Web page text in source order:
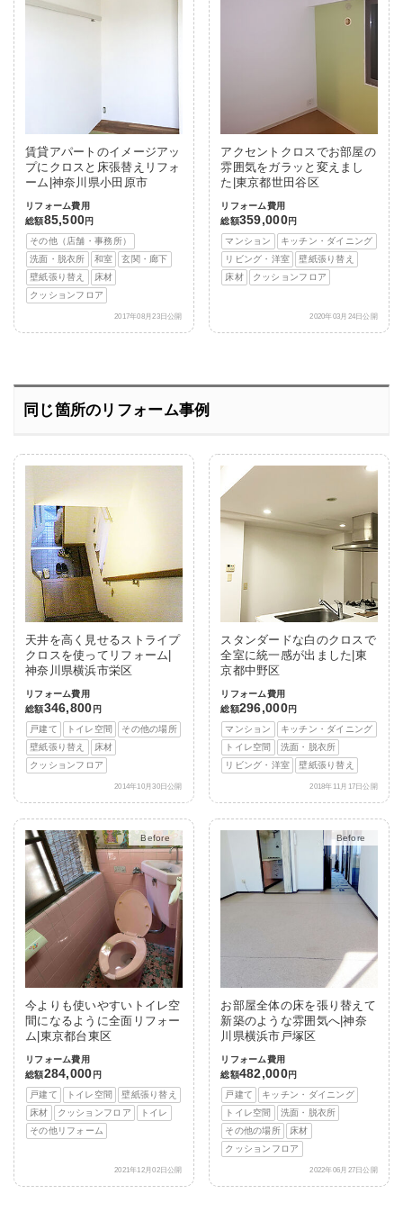
賃貸アパートのイメージアッ
プにクロスと床張替えリフォ
ーム|神奈川県小田原市
リフォーム費用
総額85,500円
その他（店舗・事務所）
洗面・脱衣所
和室
玄関・廊下
壁紙張り替え
床材
クッションフロア
2017年08月23日公開
アクセントクロスでお部屋の
雰囲気をガラッと変えまし
た|東京都世田谷区
リフォーム費用
総額359,000円
マンション
キッチン・ダイニング
リビング・洋室
壁紙張り替え
床材
クッションフロア
2020年03月24日公開
同じ箇所のリフォーム事例
天井を高く見せるストライプ
クロスを使ってリフォーム|
神奈川県横浜市栄区
リフォーム費用
総額346,800 円
戸建て
トイレ空間
その他の場所
壁紙張り替え
床材
クッションフロア
2014年10月30日公開
スタンダードな白のクロスで
全室に統一感が出ました|東
京都中野区
リフォーム費用
総額296,000円
マンション
キッチン・ダイニング
トイレ空間
洗面・脱衣所
リビング・洋室
壁紙張り替え
2018年11月17日公開
After
今よりも使いやすいトイレ空
間になるように全面リフォー
ム|東京都台東区
リフォーム費用
総額284,000 円
戸建て
トイレ空間
壁紙張り替え
床材
クッションフロア
トイレ
その他リフォーム
2021年12月02日公開
After
お部屋全体の床を張り替えて
新築のような雰囲気へ|神奈
川県横浜市戸塚区
リフォーム費用
総額482,000円
戸建て
キッチン・ダイニング
トイレ空間
洗面・脱衣所
その他の場所
床材
クッションフロア
2022年06月27日公開